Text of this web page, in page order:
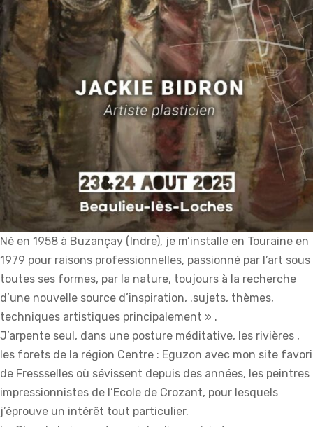
Né en 1958 à Buzançay (Indre), je m’installe en Touraine en
1979 pour raisons professionnelles, passionné par l’art sous
toutes ses formes, par la nature, toujours à la recherche
d’une nouvelle source d’inspiration, .sujets, thèmes,
techniques artistiques principalement » .
J’arpente seul, dans une posture méditative, les rivières ,
les forets de la région Centre : Eguzon avec mon site favori
de Fressselles où sévissent depuis des années, les peintres
impressionnistes de l’Ecole de Crozant, pour lesquels
j’éprouve un intérêt tout particulier.